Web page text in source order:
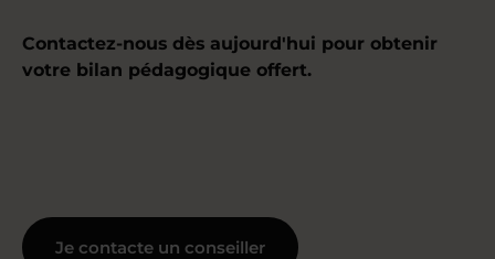
Contactez-nous dès aujourd'hui pour obtenir
votre bilan pédagogique offert.
Je contacte un conseiller